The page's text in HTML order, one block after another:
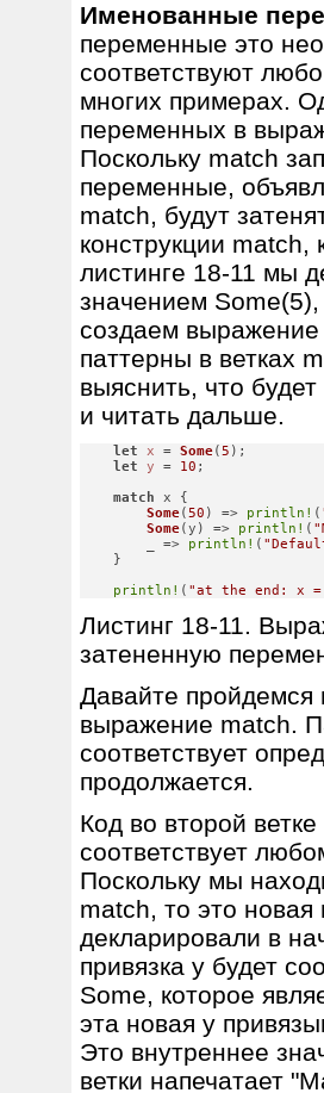
Именованные
переменные это
соответствуют
многих примерах.
переменных в
Поскольку match
переменные,
match, будут
конструкции
листинге 18-11 мы
значением
создаем
паттерны в ветках
выяснить, что
и читать дальше.
let x = Some(5 );
let
y = 10 ;
match x {
Some(50 ) => println! (
Some(y) => println! (
        _ =>
println! (
    }
println! ( "at the end: x
Листинг 18-11.
затененную
Давайте пройдемся
выражение match.
соответствует
продолжается.
Код во второй
соответствует
Поскольку мы
match, то это
декларировали в
привязка y будет
Some, которое
эта новая y
Это внутреннее
ветки напечатает